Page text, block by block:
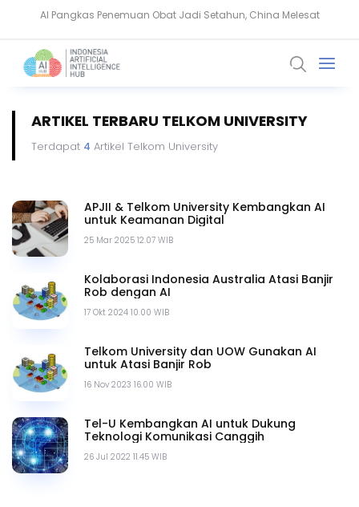
ARTIKEL TERBARU TELKOM UNIVERSITY
Terdapat 4 Artikel Telkom University
25 Mar 2025 12.07 WIB
APJII & Telkom University Kembangkan AI
untuk Keamanan Digital
17 Okt 2024 10.00 WIB
Kolaborasi Indonesia Australia Atasi Banjir
Rob dengan AI
16 Nov 2023 16.00 WIB
Telkom University dan UOW Gunakan AI
untuk Atasi Banjir Rob
26 Jul 2022 11.45 WIB
Tel-U Kembangkan AI untuk Dukung
Teknologi Komunikasi Canggih